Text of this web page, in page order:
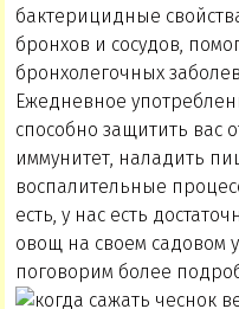
бактерицидные
бронхов и сосудов,
бронхолегочных
Ежедневное
способно защитить вас
иммунитет, наладить
воспалительные
есть, у нас есть
овощ на своем садовом
поговорим более